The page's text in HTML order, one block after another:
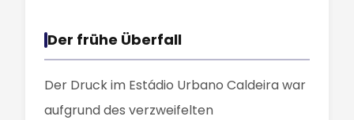
Der frühe Überfall
Der Druck im Estádio Urbano Caldeira war
aufgrund des verzweifelten